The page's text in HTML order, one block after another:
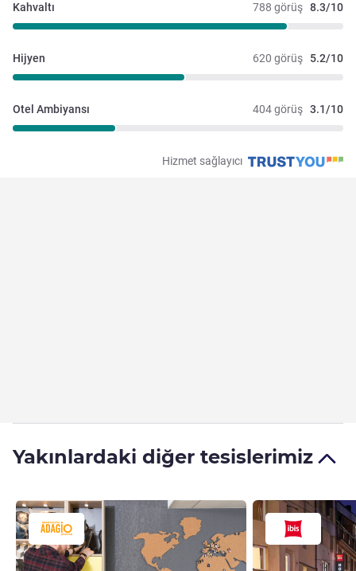
788 görüş 8.3/10
Kahvaltı
620 görüş 5.2/10
Hijyen
404 görüş 3.1/10
Otel Ambiyansı
Hizmet sağlayıcı
Yakınlardaki diğer tesislerimiz